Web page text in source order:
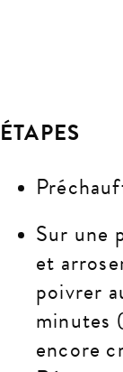
ÉTAPES
Sur une
et
poivrer
minutes
encore